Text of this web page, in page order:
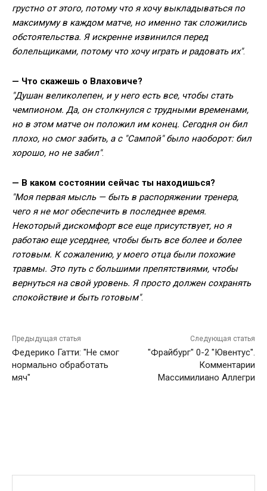
грустно от этого, потому что я хочу выкладываться по
максимуму в каждом матче, но именно так сложились
обстоятельства. Я искренне извинился перед
болельщиками, потому что хочу играть и радовать их".
— Что скажешь о Влаховиче?
"Душан великолепен, и у него есть все, чтобы стать
чемпионом. Да, он столкнулся с трудными временами,
но в этом матче он положил им конец. Сегодня он бил
плохо, но смог забить, а с "Сампой" было наоборот: бил
хорошо, но не забил".
— В каком состоянии сейчас ты находишься?
"Моя первая мысль — быть в распоряжении тренера,
чего я не мог обеспечить в последнее время.
Некоторый дискомфорт все еще присутствует, но я
работаю еще усерднее, чтобы быть все более и более
готовым. К сожалению, у моего отца были похожие
травмы. Это путь с большими препятствиями, чтобы
вернуться на свой уровень. Я просто должен сохранять
спокойствие и быть готовым".
Предыдущая статья
Федерико Гатти: "Не смог
нормально обработать
мяч"
Следующая статья
"Фрайбург" 0-2 "Ювентус".
Комментарии
Массимилиано Аллегри